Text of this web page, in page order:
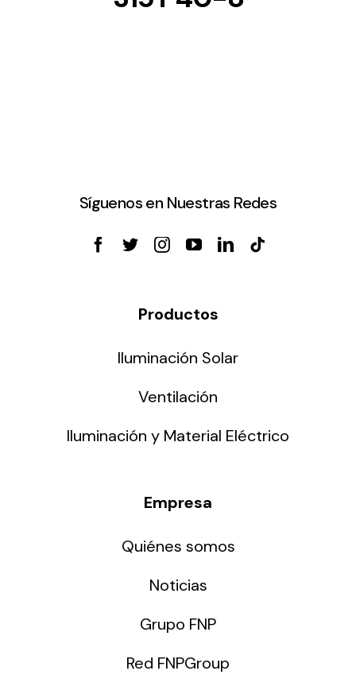
Síguenos en Nuestras Redes
Productos
Iluminación Solar
Ventilación
Iluminación y Material Eléctrico
Empresa
Quiénes somos
Noticias
Grupo FNP
Red FNPGroup